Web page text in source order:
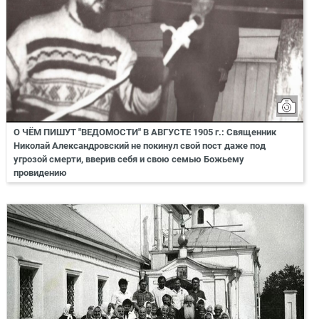
О ЧЁМ ПИШУТ "ВЕДОМОСТИ" В АВГУСТЕ 1905 г.: Священник
Николай Александровский не покинул свой пост даже под
угрозой смерти, вверив себя и свою семью Божьему
провидению